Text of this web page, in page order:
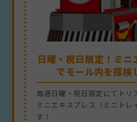
日曜・祝日限定！ミニ
でモール内を探検
毎週日曜・祝日限定にてトリ
ミニエキスプレス（ミニトレ
す！
日曜・祝日限定！ミニ
でモール内を探検
毎週日曜・祝日限定にてトリ
ミニエキスプレス（ミニトレ
す！
日曜・祝日限定！ミニ
でモール内を探検
毎週日曜・祝日限定にてトリ
ミニエキスプレス（ミニトレ
す！
日曜・祝日限定！ミニ
でモール内を探検
毎週日曜・祝日限定にてトリ
ミニエキスプレス（ミニトレ
す！
日曜・祝日限定！ミニ
でモール内を探検
毎週日曜・祝日限定にてトリ
ミニエキスプレス（ミニトレ
す！
日曜・祝日限定！ミニ
でモール内を探検
毎週日曜・祝日限定にてトリ
ミニエキスプレス（ミニトレ
す！
日曜・祝日限定！ミニ
でモール内を探検
毎週日曜・祝日限定にてトリ
ミニエキスプレス（ミニトレ
す！
日曜・祝日限定！ミニ
でモール内を探検
毎週日曜・祝日限定にてトリ
ミニエキスプレス（ミニトレ
す！
日曜・祝日限定！ミニ
でモール内を探検
毎週日曜・祝日限定にてトリ
ミニエキスプレス（ミニトレ
す！
日曜・祝日限定！ミニ
でモール内を探検
毎週日曜・祝日限定にてトリ
ミニエキスプレス（ミニトレ
す！
日曜・祝日限定！ミニ
でモール内を探検
毎週日曜・祝日限定にてトリ
ミニエキスプレス（ミニトレ
す！
日曜・祝日限定！ミニ
でモール内を探検
毎週日曜・祝日限定にてトリ
ミニエキスプレス（ミニトレ
す！
日曜・祝日限定！ミニ
でモール内を探検
毎週日曜・祝日限定にてトリ
ミニエキスプレス（ミニトレ
す！
日曜・祝日限定！ミニ
でモール内を探検
毎週日曜・祝日限定にてトリ
ミニエキスプレス（ミニトレ
す！